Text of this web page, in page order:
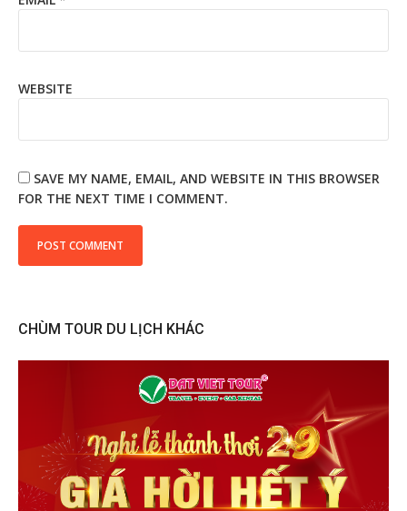
WEBSITE
SAVE MY NAME, EMAIL, AND WEBSITE IN THIS BROWSER
FOR THE NEXT TIME I COMMENT.
CHÙM TOUR DU LỊCH KHÁC